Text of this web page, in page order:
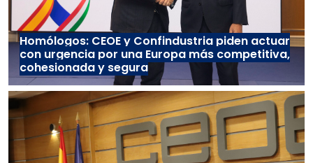
Homólogos: CEOE y Confindustria piden actuar
con urgencia por una Europa más competitiva,
cohesionada y segura